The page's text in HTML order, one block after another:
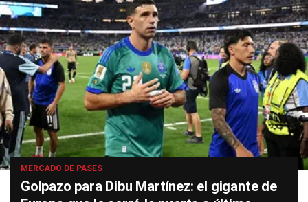
MERCADO DE PASES
Golpazo para Dibu Martínez: el gigante de